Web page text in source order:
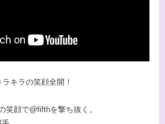
キラの笑顔全開！
笑顔で@fifthを撃ち抜く。